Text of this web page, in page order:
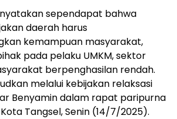
sependapat bahwa
daerah harus
kemampuan masyarakat,
pada pelaku UMKM, sektor
berpenghasilan rendah.
melalui kebijakan relaksasi
Benyamin dalam rapat paripurna
Tangsel, Senin (14/7/2025).